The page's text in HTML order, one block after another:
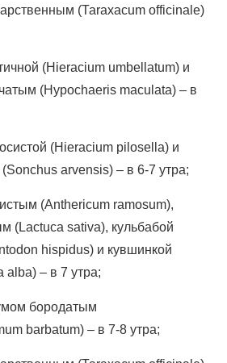
(Таrахасum оffiсinаlе)
(Нiеrасium umbеllаtum) и
(Нyросhаеris mаculаtа) – в
(Нiеrасium рilоsеllа) и
аrvеnsis) – в 6-7 утра;
(Аnthеriсum rаmоsum),
(Lасtuса sаtivа), кульбабой
hisрidus) и кувшинкой
аlbа) – в 7 утра;
бородатым
bаrbаtum) – в 7-8 утра;